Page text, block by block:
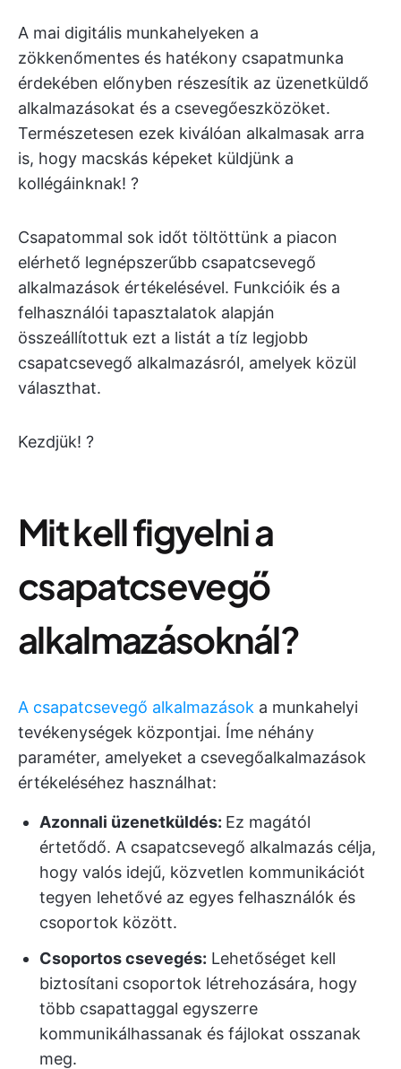
A mai digitális munkahelyeken a
zökkenőmentes és hatékony csapatmunka
érdekében előnyben részesítik az üzenetküldő
alkalmazásokat és a csevegőeszközöket.
Természetesen ezek kiválóan alkalmasak arra
is, hogy macskás képeket küldjünk a
kollégáinknak! ?
Csapatommal sok időt töltöttünk a piacon
elérhető legnépszerűbb csapatcsevegő
alkalmazások értékelésével. Funkcióik és a
felhasználói tapasztalatok alapján
összeállítottuk ezt a listát a tíz legjobb
csapatcsevegő alkalmazásról, amelyek közül
választhat.
Kezdjük! ?
Mit kell figyelni a
csapatcsevegő
alkalmazásoknál?
A csapatcsevegő alkalmazások a munkahelyi
tevékenységek központjai. Íme néhány
paraméter, amelyeket a csevegőalkalmazások
értékeléséhez használhat:
Azonnali üzenetküldés: Ez magától
értetődő. A csapatcsevegő alkalmazás célja,
hogy valós idejű, közvetlen kommunikációt
tegyen lehetővé az egyes felhasználók és
csoportok között.
Csoportos csevegés: Lehetőséget kell
biztosítani csoportok létrehozására, hogy
több csapattaggal egyszerre
kommunikálhassanak és fájlokat osszanak
meg.